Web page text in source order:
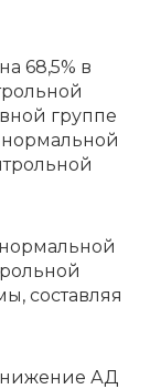
68,5% в
груп­пе
нормальной
со­став­ляя
АД